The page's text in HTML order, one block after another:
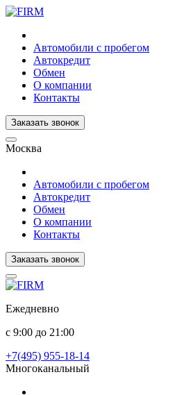
Автомобили с пробегом
Автокредит
Обмен
О компании
Контакты
Заказать звонок
Москва
Автомобили с пробегом
Автокредит
Обмен
О компании
Контакты
Заказать звонок
Ежедневно
с 9:00 до 21:00
+7(495) 955-18-14
Многоканальный